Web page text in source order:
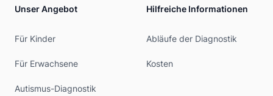
Unser Angebot
Für Kinder
Für Erwachsene
Autismus-Diagnostik
Hilfreiche Informationen
Abläufe der Diagnostik
Kosten